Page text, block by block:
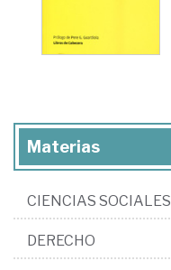
Materias
CIENCIAS SOCIALES
DERECHO